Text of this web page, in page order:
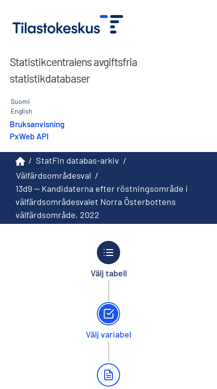
Statistikcentralens avgiftsfria
statistikdatabaser
Suomi
English
Bruksanvisning
PxWeb API
/ StatFin databas-arkiv /
Välfärdsområdesval /
13d9 -- Kandidaterna efter röstningsområde i
välfärdsområdesvalet Norra Österbottens
välfärdsområde, 2022
Välj tabell
Välj variabel